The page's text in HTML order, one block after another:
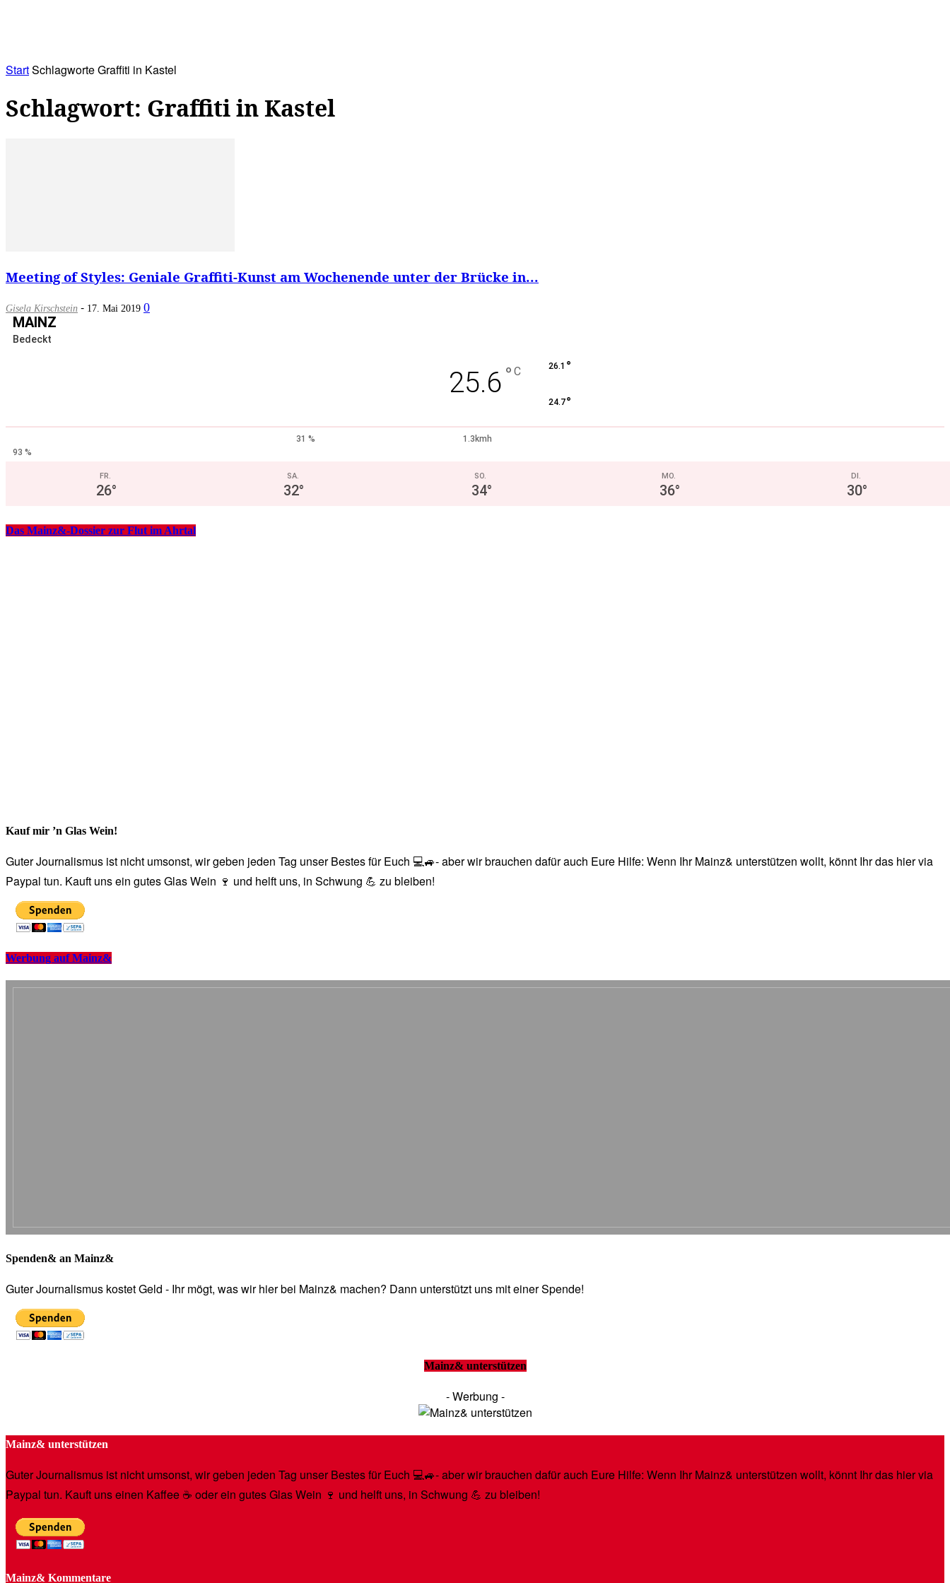
StartSchlagworteGraffiti in Kastel
Schlagwort: Graffiti in Kastel
Meeting of Styles: Geniale Graffiti-Kunst am Wochenende unter der Brücke in...
Gisela Kirschstein - 17. Mai 2019 0
MAINZ
Bedeckt
25.6 ° C 26.1 °
24.7°
31 %
1.3kmh
93 %
FR.
26°
SA.
32°
SO.
34°
MO.
36°
DI.
30°
Das Mainz&-Dossier zur Flut im Ahrtal
Kauf mir ’n Glas Wein!
Guter Journalismus ist nicht umsonst, wir geben jeden Tag unser Bestes für Euch 💻🚙- aber wir brauchen dafür auch Eure Hilfe: Wenn Ihr Mainz& unterstützen wollt, könnt Ihr das hier via
Paypal tun. Kauft uns ein gutes Glas Wein 🍷 und helft uns, in Schwung 💪 zu bleiben!
Werbung auf Mainz&
Spenden& an Mainz&
Guter Journalismus kostet Geld - Ihr mögt, was wir hier bei Mainz& machen? Dann unterstützt uns mit einer Spende!
Mainz& unterstützen
- Werbung -
Mainz& unterstützen
Guter Journalismus ist nicht umsonst, wir geben jeden Tag unser Bestes für Euch 💻🚙- aber wir brauchen dafür auch Eure Hilfe: Wenn Ihr Mainz& unterstützen wollt, könnt Ihr das hier via
Paypal tun. Kauft uns einen Kaffee ☕️ oder ein gutes Glas Wein 🍷 und helft uns, in Schwung 💪 zu bleiben!
Mainz& Kommentare